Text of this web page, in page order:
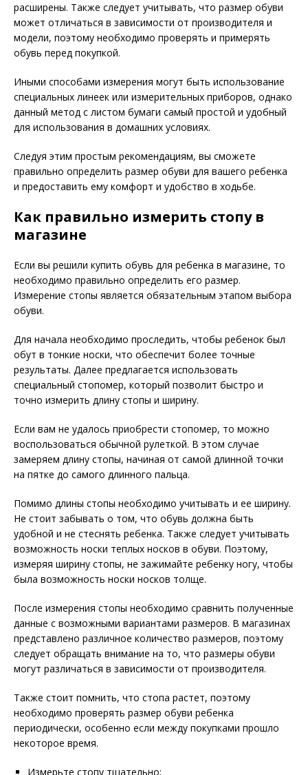
расширены. Также следует учитывать, что размер обуви
может отличаться в зависимости от производителя и
модели, поэтому необходимо проверять и примерять
обувь перед покупкой.
Иными способами измерения могут быть использование
специальных линеек или измерительных приборов, однако
данный метод с листом бумаги самый простой и удобный
для использования в домашних условиях.
Следуя этим простым рекомендациям, вы сможете
правильно определить размер обуви для вашего ребенка
и предоставить ему комфорт и удобство в ходьбе.
Как правильно измерить стопу в
магазине
Если вы решили купить обувь для ребенка в магазине, то
необходимо правильно определить его размер.
Измерение стопы является обязательным этапом выбора
обуви.
Для начала необходимо проследить, чтобы ребенок был
обут в тонкие носки, что обеспечит более точные
результаты. Далее предлагается использовать
специальный стопомер, который позволит быстро и
точно измерить длину стопы и ширину.
Если вам не удалось приобрести стопомер, то можно
воспользоваться обычной рулеткой. В этом случае
замеряем длину стопы, начиная от самой длинной точки
на пятке до самого длинного пальца.
Помимо длины стопы необходимо учитывать и ее ширину.
Не стоит забывать о том, что обувь должна быть
удобной и не стеснять ребенка. Также следует учитывать
возможность носки теплых носков в обуви. Поэтому,
измеряя ширину стопы, не зажимайте ребенку ногу, чтобы
была возможность носки носков толще.
После измерения стопы необходимо сравнить полученные
данные с возможными вариантами размеров. В магазинах
представлено различное количество размеров, поэтому
следует обращать внимание на то, что размеры обуви
могут различаться в зависимости от производителя.
Также стоит помнить, что стопа растет, поэтому
необходимо проверять размер обуви ребенка
периодически, особенно если между покупками прошло
некоторое время.
Измерьте стопу тщательно;